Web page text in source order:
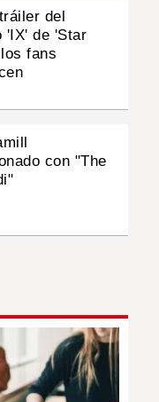
del
'IX' de 'Star
fans
con "The